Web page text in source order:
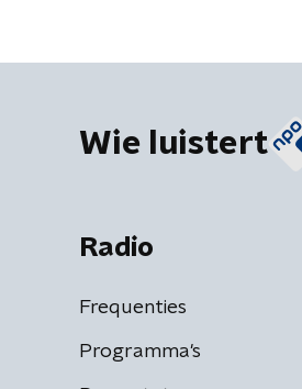
Wie luistert
Radio
Frequenties
Programma's